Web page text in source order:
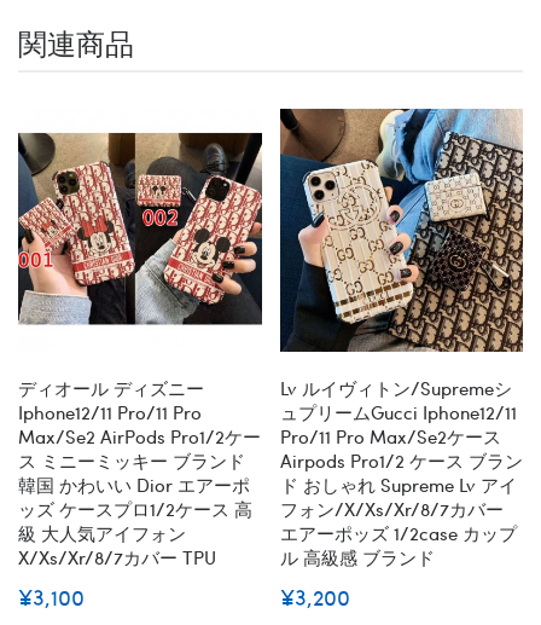
関連商品
ディオール ディズニー
Iphone12/11 Pro/11 Pro
Max/se2 AirPods Pro1/2ケー
ス ミニーミッキー ブランド
韓国 かわいい Dior エアーポ
ッズ ケースプロ1/2ケース 高
級 大人気アイフォン
X/xs/xr/8/7カバー TPU
¥3,100
Lv ルイヴィトン/supremeシ
ュプリームgucci Iphone12/11
Pro/11 Pro Max/se2ケース
Airpods Pro1/2 ケース ブラン
ド おしゃれ Supreme Lv アイ
フォン/x/xs/xr/8/7カバー
エアーポッズ 1/2case カップ
ル 高級感 ブランド
¥3,200